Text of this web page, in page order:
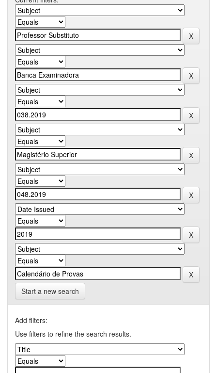
Start a new search
Add filters:
Use filters to refine the search results.